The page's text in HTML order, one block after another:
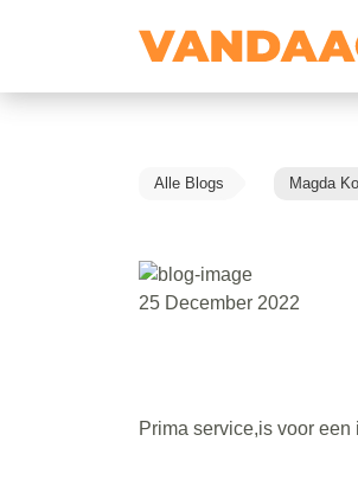
Alle Blogs Magda
25 December 2022
Prima service,is voor een